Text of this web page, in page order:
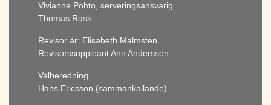
Vivianne Pohto, serveringsansvarig
Thomas Rask
Revisor är: Elisabeth Malmsten
Revisorssuppleant Ann Andersson.
Valberedning
Hans Ericsson (sammankallande)